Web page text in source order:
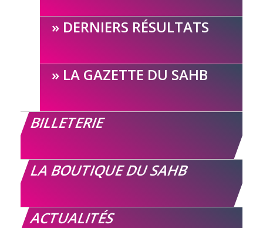
DERNIERS RÉSULTATS
LA GAZETTE DU SAHB
BILLETERIE
LA BOUTIQUE DU SAHB
ACTUALITÉS